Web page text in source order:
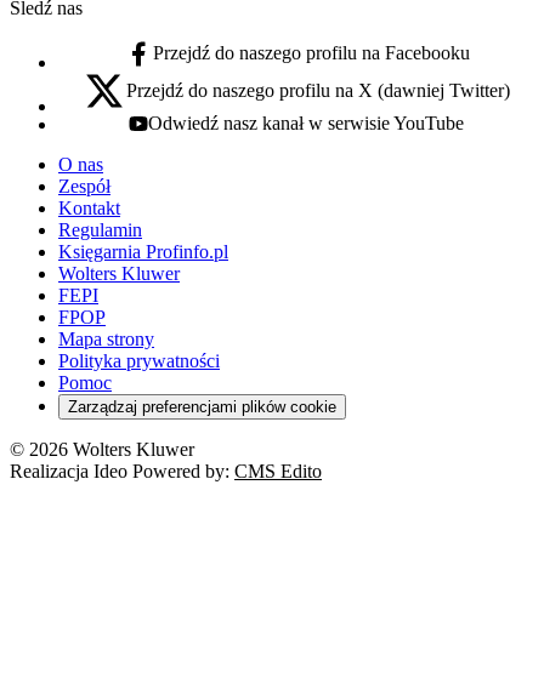
Śledź nas
facebook - otwiera się w nowej karcie
Przejdź do naszego profilu na Facebooku
x - otwiera się w nowej karcie
Przejdź do naszego profilu na X (dawniej Twitter)
youtube - otwiera się w nowej karcie
Odwiedź nasz kanał w serwisie YouTube
O nas
Zespół
Kontakt
Regulamin
Księgarnia Profinfo.pl
Wolters Kluwer
FEPI
FPOP
Mapa strony
Polityka prywatności
Pomoc
Zarządzaj preferencjami plików cookie
© 2026 Wolters Kluwer
Realizacja Ideo Powered by: CMS Edito